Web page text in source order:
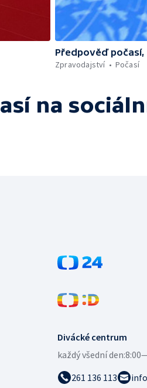
Předpověď
Zpravodajství
Počasí
na
Divácké centrum
každý všední den:
261 136 113